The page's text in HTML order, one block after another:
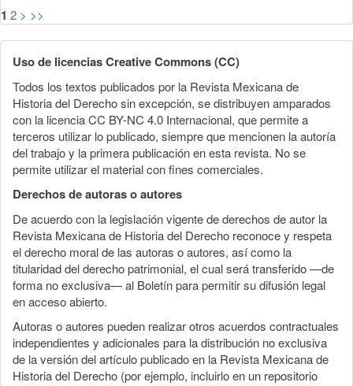
1 2 > >>
Uso de licencias Creative Commons (CC)
Todos los textos publicados por la Revista Mexicana de
Historia del Derecho sin excepción, se distribuyen amparados
con la licencia CC BY-NC 4.0 Internacional, que permite a
terceros utilizar lo publicado, siempre que mencionen la autoría
del trabajo y la primera publicación en esta revista. No se
permite utilizar el material con fines comerciales.
Derechos de autoras o autores
De acuerdo con la legislación vigente de derechos de autor la
Revista Mexicana de Historia del Derecho reconoce y respeta
el derecho moral de las autoras o autores, así como la
titularidad del derecho patrimonial, el cual será transferido —de
forma no exclusiva— al Boletín para permitir su difusión legal
en acceso abierto.
Autoras o autores pueden realizar otros acuerdos contractuales
independientes y adicionales para la distribución no exclusiva
de la versión del artículo publicado en la Revista Mexicana de
Historia del Derecho (por ejemplo, incluirlo en un repositorio